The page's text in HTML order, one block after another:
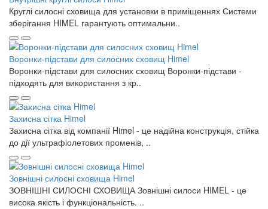
Круглі силосні сховища для установки в приміщеннях Системи
зберігання HIMEL гарантують оптимальни..
Воронки-підстави для силосних сховищ Himel
Воронки-підстави для силосних сховищ Воронки-підстави -
підходять для використання з кр..
Захисна сітка Himel
Захисна сітка від компанії Himel - це надійна конструкція, стійка
до дії ультрафіолетових променів, ..
Зовнішні силосні сховища Himel
ЗОВНІШНІ СИЛОСНІ СХОВИЩА Зовнішні силоси HIMEL - це
висока якість і функціональність. ..